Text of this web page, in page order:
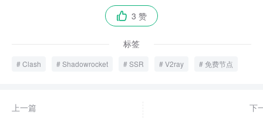
 3 赞
标签
Clash Shadowrocket SSR V2ray 免费节点
上一篇
下